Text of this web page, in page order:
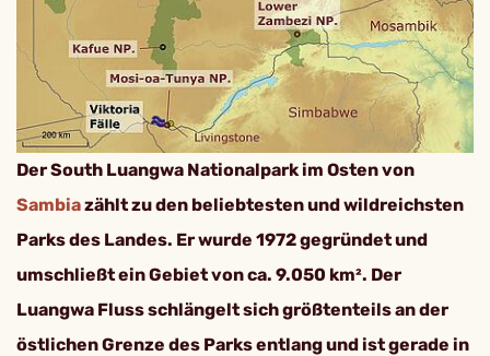
Der South Luangwa Nationalpark im Osten von
Sambiazählt zu den beliebtesten und wildreichsten
Parks des Landes. Er wurde 1972 gegründet und
umschließt ein Gebiet von ca. 9.050 km². Der
Luangwa Fluss schlängelt sich größtenteils an der
östlichen Grenze des Parks entlang und ist gerade in